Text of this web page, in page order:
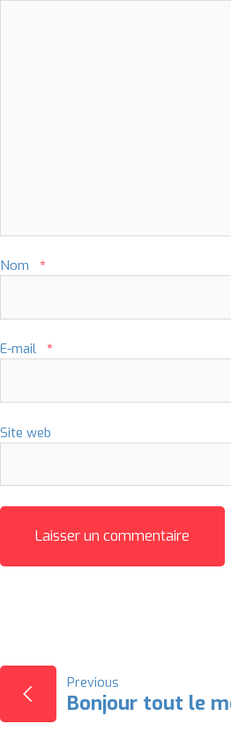
Nom *
E-mail *
Site web
NAVIGATION
Previous
Bonjour tout le